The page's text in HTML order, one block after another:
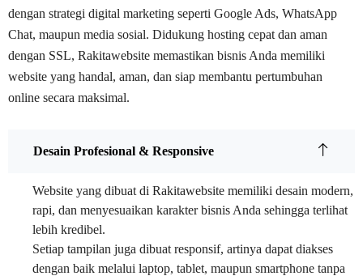
dengan strategi digital marketing seperti Google Ads, WhatsApp
Chat, maupun media sosial. Didukung hosting cepat dan aman
dengan SSL, Rakitawebsite memastikan bisnis Anda memiliki
website yang handal, aman, dan siap membantu pertumbuhan
online secara maksimal.
Desain Profesional & Responsive
Website yang dibuat di Rakitawebsite memiliki desain modern,
rapi, dan menyesuaikan karakter bisnis Anda sehingga terlihat
lebih kredibel.
Setiap tampilan juga dibuat responsif, artinya dapat diakses
dengan baik melalui laptop, tablet, maupun smartphone tanpa